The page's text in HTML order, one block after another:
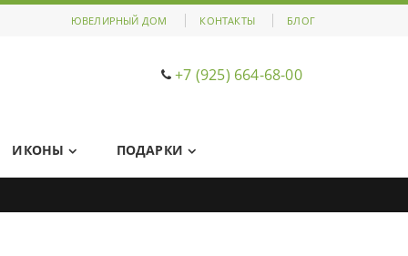
КОНТАКТЫ БЛОГ
ЮВЕЛИРНЫЙ ДОМ
+7 (925) 664-68-00
ИКОНЫ ПОДАРКИ